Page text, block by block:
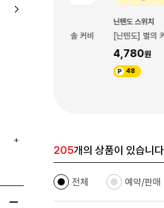
닌텐도 스위치
[닌텐도] 별의 커비 마스
205개의 상품이 있습니
전체 예약/판매